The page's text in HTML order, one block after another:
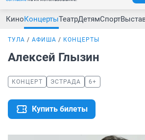
КиноКонцертыТеатрДетямСпорт
ТУЛА АФИША КОНЦЕРТЫ
Алексей Глызин
КОНЦЕРТ ЭСТРАДА 6+
Купить билеты